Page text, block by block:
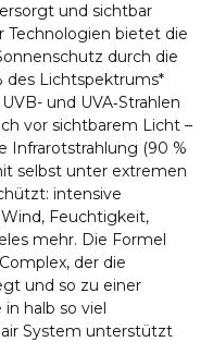
und sichtbar
Technologien bietet die
durch die
des Lichtspektrums*
und UVA‑Strahlen
vor sichtbarem Licht –
Infrarotstrahlung (90 %
selbst unter extremen
intensive
Feuchtigkeit,
mehr. Die Formel
der die
und so zu einer
halb so viel
System unterstützt